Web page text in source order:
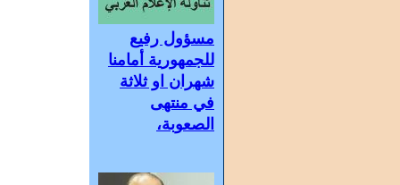
مسؤول رفيع
للجمهورية أمامنا
شهران او ثلاثة
في منتهى
الصعوبة،